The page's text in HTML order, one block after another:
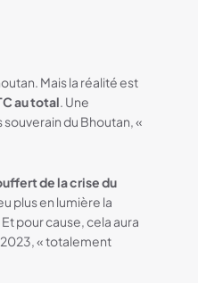
Mais la réalité est
au total. Une
du Bhoutan, «
de la crise du
plus en lumière la
Et pour cause, cela aura
« totalement